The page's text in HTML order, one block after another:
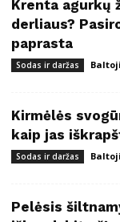
Krenta agurkų
derliaus?
paprasta
Sodas ir daržas
Kirmėlės
kaip jas
Sodas ir daržas
Pelėsis